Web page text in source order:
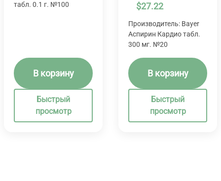
табл. 0.1 г. №100
В корзину
Быстрый
просмотр
$27.22
Производитель: Bayer
Аспирин Кардио табл.
300 мг. №20
В корзину
Быстрый
просмотр